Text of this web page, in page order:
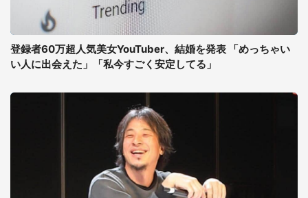
登録者60万超人気美女YouTuber、結婚を発表 「めっちゃい
い人に出会えた」「私今すごく安定してる」